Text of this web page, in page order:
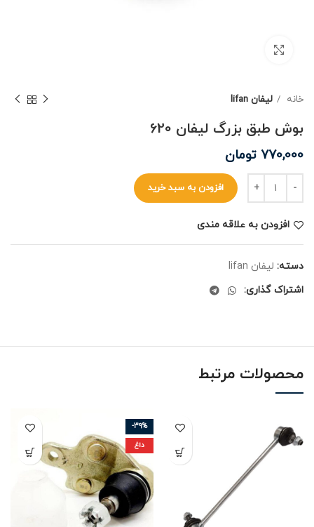
خانه لیفان lifan
بوش طبق بزرگ لیفان 620
770,000 تومان
افزودن به سبد خرید
افزودن به علاقه مندی
دسته: لیفان lifan
اشتراک گذاری:
محصولات مرتبط
-39%
داغ